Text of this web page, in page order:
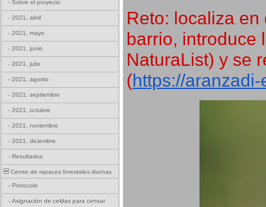
- Sobre el proyecto
- 2021, abril
- 2021, mayo
- 2021, junio
- 2021, julio
- 2021, agosto
- 2021, septiembre
- 2021, octubre
- 2021, noviembre
- 2021, diciembre
- Resultados
Censo de rapaces forestales diurnas
- Protocolo
- Asignación de celdas para censar
Reto: localiza
barrio, introduce
NaturaList) y se
(https://